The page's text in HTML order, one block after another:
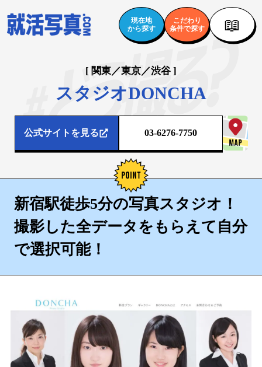
現在地
から探す
こだわり
条件で探す
📖
[ 関東／東京／渋谷 ]
スタジオDONCHA
公式サイトを見る 03-6276-7750
新宿駅徒歩5分の写真スタジオ！
撮影した全データをもらえて自分
で選択可能！